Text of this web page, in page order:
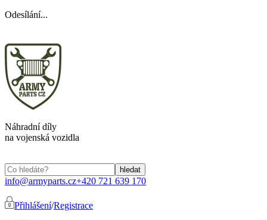
Odesílání...
Náhradní díly
na vojenská vozidla
info@armyparts.cz+420 721 639 170
Přihlášení/Registrace